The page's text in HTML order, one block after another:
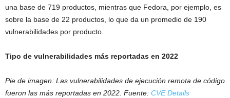
una base de 719 productos, mientras que Fedora, por ejemplo, es
sobre la base de 22 productos, lo que da un promedio de 190
vulnerabilidades por producto.
Tipo de vulnerabilidades más reportadas en 2022
Pie de imagen: Las vulnerabilidades de ejecución remota de código
fueron las más reportadas en 2022. Fuente: CVE Details